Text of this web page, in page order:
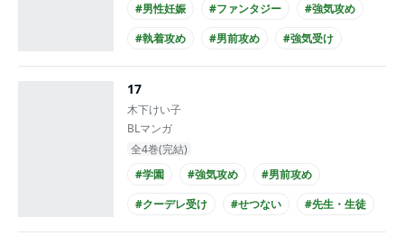
#男性妊娠
#ファンタジー
#強気攻め
#執着攻め
#男前攻め
#強気受け
#意地っ張り受け
#美人受け
#あまあま
#せつない
17
木下けい子
BLマンガ
全4巻(完結)
#学園
#強気攻め
#男前攻め
#クーデレ受け
#せつない
#先生・生徒
#年下攻め
#高校生攻め
#先生受け